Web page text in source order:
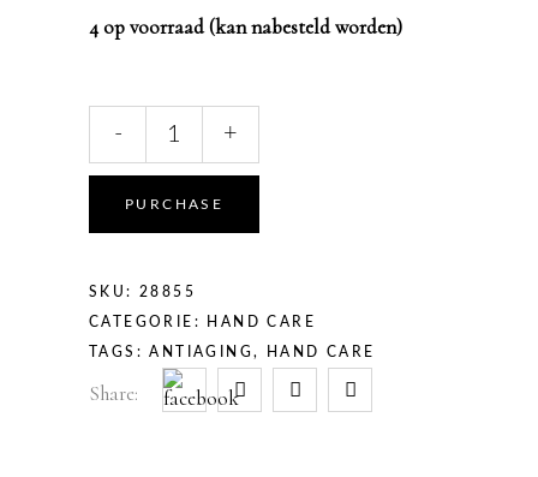
4 op voorraad (kan nabesteld worden)
DEFENSE
HAND
SERUM
30
quantity
- +
PURCHASE
SKU: 28855
CATEGORIE: HAND CARE
TAGS:ANTIAGING, HAND CARE
Share: